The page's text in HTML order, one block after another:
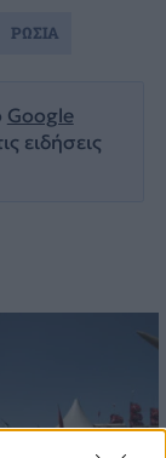
Google
ειδήσεις
ΡΩΣΙΑ